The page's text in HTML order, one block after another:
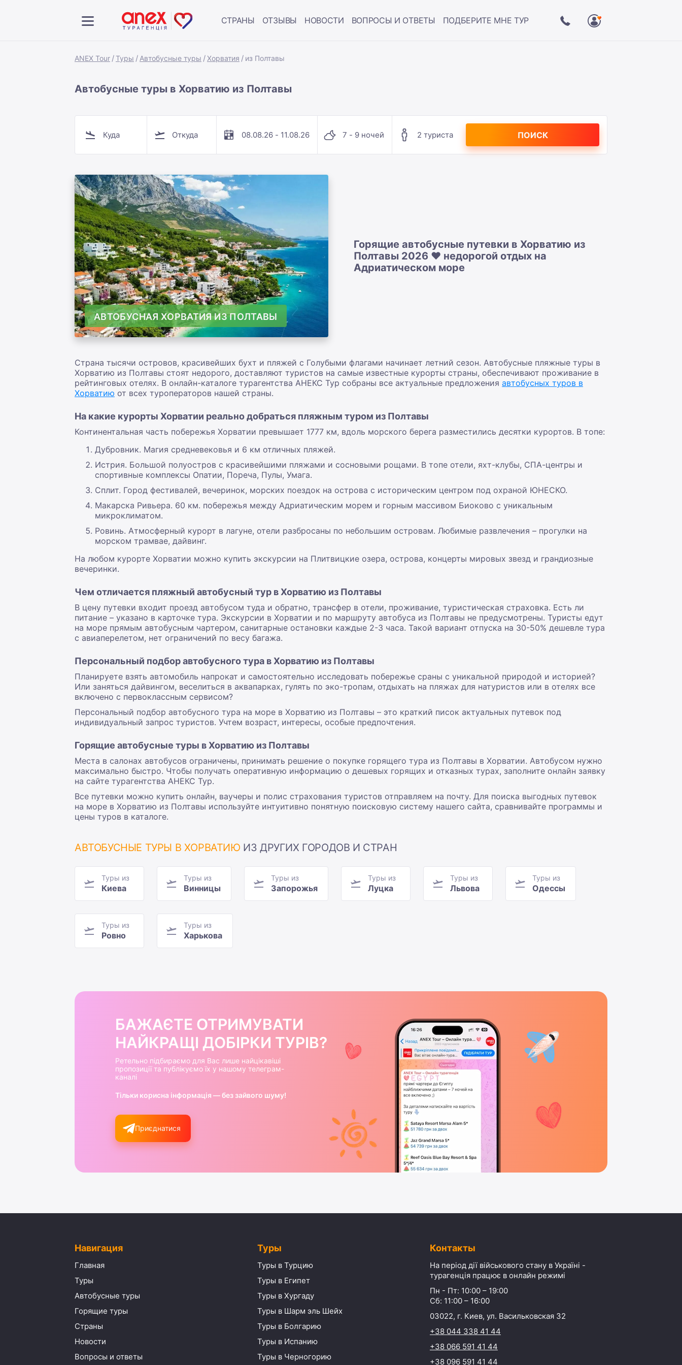
СТРАНЫ ОТЗЫВЫ НОВОСТИ ВОПРОСЫ И ОТВЕТЫ ПОДБЕРИТЕ МНЕ ТУР
ANEX Tour Туры Автобусные туры Хорватия из Полтавы
Автобусные туры в Хорватию из Полтавы
Куда Откуда 08.08.26 - 11.08.26 7 - 9 ночей 2 туриста ПОИСК
АВТОБУСНАЯ ХОРВАТИЯ ИЗ ПОЛТАВЫ
Горящие автобусные путевки в Хорватию из
Полтавы 2026 ❤️ недорогой отдых на
Адриатическом море
Страна тысячи островов, красивейших бухт и пляжей с Голубыми флагами начинает летний сезон. Автобусные пляжные туры в
Хорватию из Полтавы стоят недорого, доставляют туристов на самые известные курорты страны, обеспечивают проживание в
рейтинговых отелях. В онлайн-каталоге турагентства АНЕКС Тур собраны все актуальные предложения автобусных туров в
Хорватию от всех туроператоров нашей страны.
На какие курорты Хорватии реально добраться пляжным туром из Полтавы
Континентальная часть побережья Хорватии превышает 1777 км, вдоль морского берега разместились десятки курортов. В топе:
Дубровник. Магия средневековья и 6 км отличных пляжей.
Истрия. Большой полуостров с красивейшими пляжами и сосновыми рощами. В топе отели, яхт-клубы, СПА-центры и
спортивные комплексы Опатии, Пореча, Пулы, Умага.
Сплит. Город фестивалей, вечеринок, морских поездок на острова с историческим центром под охраной ЮНЕСКО.
Макарска Ривьера. 60 км. побережья между Адриатическим морем и горным массивом Биоково с уникальным
микроклиматом.
Ровинь. Атмосферный курорт в лагуне, отели разбросаны по небольшим островам. Любимые развлечения – прогулки на
морском трамвае, дайвинг.
На любом курорте Хорватии можно купить экскурсии на Плитвицкие озера, острова, концерты мировых звезд и грандиозные
вечеринки.
Чем отличается пляжный автобусный тур в Хорватию из Полтавы
В цену путевки входит проезд автобусом туда и обратно, трансфер в отели, проживание, туристическая страховка. Есть ли
питание – указано в карточке тура. Экскурсии в Хорватии и по маршруту автобуса из Полтавы не предусмотрены. Туристы едут
на море прямым автобусным чартером, санитарные остановки каждые 2-3 часа. Такой вариант отпуска на 30-50% дешевле тура
с авиаперелетом, нет ограничений по весу багажа.
Персональный подбор автобусного тура в Хорватию из Полтавы
Планируете взять автомобиль напрокат и самостоятельно исследовать побережье сраны с уникальной природой и историей?
Или заняться дайвингом, веселиться в аквапарках, гулять по эко-тропам, отдыхать на пляжах для натуристов или в отелях все
включено с первоклассным сервисом?
Персональный подбор автобусного тура на море в Хорватию из Полтавы – это краткий писок актуальных путевок под
индивидуальный запрос туристов. Учтем возраст, интересы, особые предпочтения.
Горящие автобусные туры в Хорватию из Полтавы
Места в салонах автобусов ограничены, принимать решение о покупке горящего тура из Полтавы в Хорватии. Автобусом нужно
максимально быстро. Чтобы получать оперативную информацию о дешевых горящих и отказных турах, заполните онлайн заявку
на сайте турагентства АНЕКС Тур.
Все путевки можно купить онлайн, ваучеры и полис страхования туристов отправляем на почту. Для поиска выгодных путевок
на море в Хорватию из Полтавы используйте интуитивно понятную поисковую систему нашего сайта, сравнивайте программы и
цены туров в каталоге.
АВТОБУСНЫЕ ТУРЫ В ХОРВАТИЮ ИЗ ДРУГИХ ГОРОДОВ И СТРАН
Туры из
Киева
Туры из
Винницы
Туры из
Запорожья
Туры из
Луцка
Туры из
Львова
Туры из
Одессы
Туры из
Ровно
Туры из
Харькова
БАЖАЄТЕ ОТРИМУВАТИ
НАЙКРАЩІ ДОБІРКИ ТУРІВ?
Ретельно підбираємо для Вас лише найцікавіші
пропозиції та публікуємо їх у нашому телеграм-
каналі
Тільки корисна інформація — без зайвого шуму!
Приєднатися
Навигация
Главная
Туры
Автобусные туры
Горящие туры
Страны
Новости
Вопросы и ответы
Туры
Туры в Турцию
Туры в Египет
Туры в Хургаду
Туры в Шарм эль Шейх
Туры в Болгарию
Туры в Испанию
Туры в Черногорию
Контакты
На період дії військового стану в Україні -
турагенція працює в онлайн режимі
Пн - Пт: 10:00 – 19:00
Сб: 11:00 – 16:00
03022, г. Киев, ул. Васильковская 32
+38 044 338 41 44
+38 066 591 41 44
+38 096 591 41 44